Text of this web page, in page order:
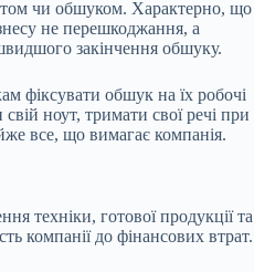
чи обшуком. Характерно, що
не перешкоджання, а
закінчення обшуку.
фіксувати обшук на їх робочі
ноут, тримати свої речі при
все, що вимагає компанія.
техніки, готової продукції та
компанії до фінансових втрат.